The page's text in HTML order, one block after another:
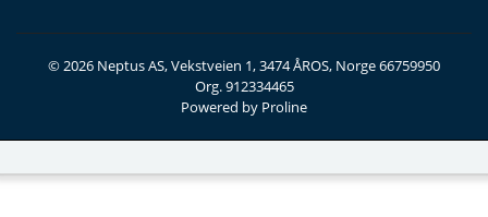
© 2026 Neptus AS, Vekstveien 1, 3474 ÅROS, Norge 66759950
Org. 912334465
Powered by Proline